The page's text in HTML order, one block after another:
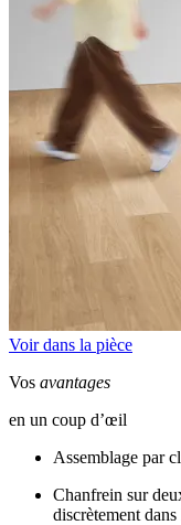
Voir dans la pièce
Vos avantages
en un coup d’œil
Assemblage par
Chanfrein sur
discrètement